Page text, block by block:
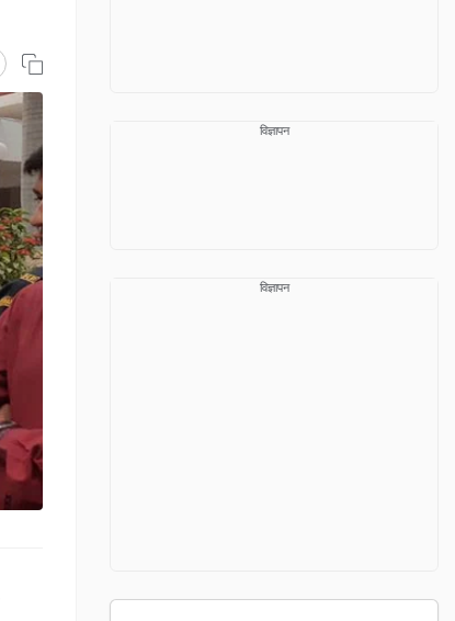
विज्ञापन
विज्ञापन